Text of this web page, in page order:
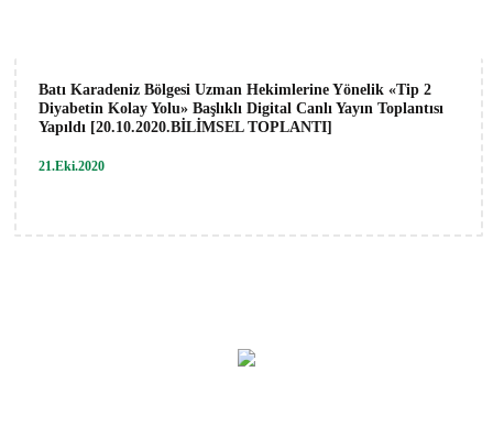
Batı Karadeniz Bölgesi Uzman Hekimlerine Yönelik «Tip 2
Diyabetin Kolay Yolu» Başlıklı Digital Canlı Yayın Toplantısı
Yapıldı [20.10.2020.BİLİMSEL TOPLANTI]
21.Eki.2020